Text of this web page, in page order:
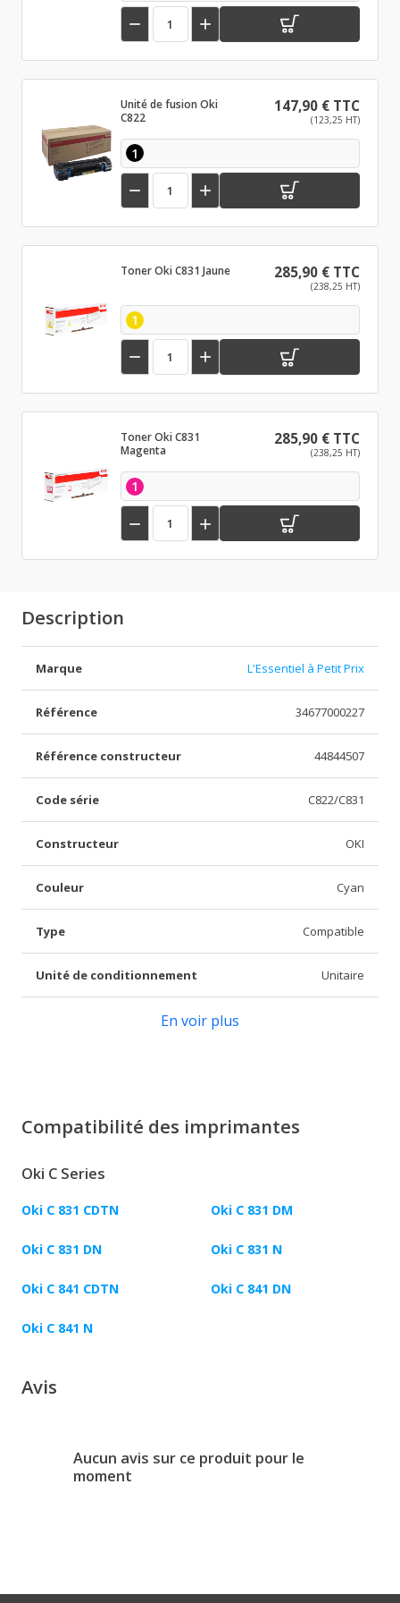
 
Unité de fusion Oki
C822
147,90 € TTC
(123,25 HT)
1
 
Toner Oki C831 Jaune 285,90 € TTC
(238,25 HT)
1
 
Toner Oki C831
Magenta
285,90 € TTC
(238,25 HT)
1
 
Description
Marque L'Essentiel à Petit Prix
Référence 34677000227
Référence constructeur 44844507
Code série C822/C831
Constructeur OKI
Couleur Cyan
Type Compatible
Unité de conditionnement Unitaire
En voir plus
Compatibilité des imprimantes
Oki C Series
Oki C 831 CDTN Oki C 831 DM
Oki C 831 DN Oki C 831 N
Oki C 841 CDTN Oki C 841 DN
Oki C 841 N
Avis
Aucun avis sur ce produit pour le
moment